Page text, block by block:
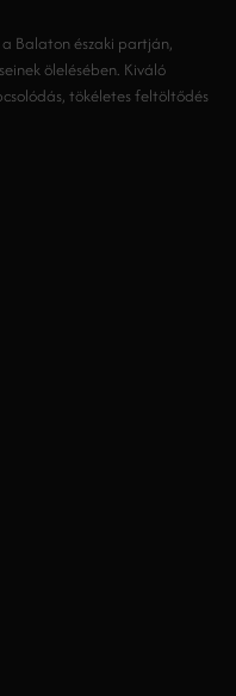
Balaton északi partján,
ölelésében. Kiváló
tökéletes feltöltődés